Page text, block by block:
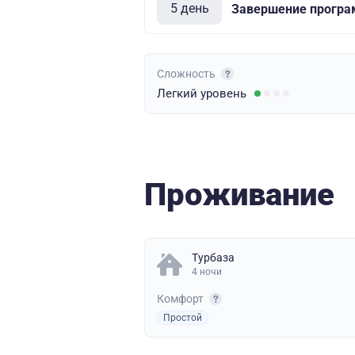
5 день Завершение
Сложность
Легкий уровень
Проживание
Турбаза
4 ночи
Комфорт
Простой